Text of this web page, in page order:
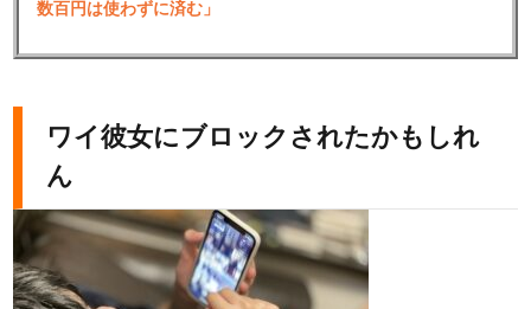
数百円は使わずに済む」
ワイ彼女にブロックされたかもしれ
ん